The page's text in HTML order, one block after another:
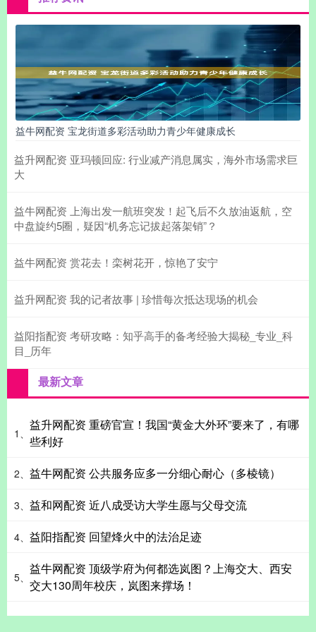
益牛网配资 宝龙街道多彩活动助力青少年健康成长
益升网配资 亚玛顿回应: 行业减产消息属实，海外市场需求巨
大
益牛网配资 上海出发一航班突发！起飞后不久放油返航，空
中盘旋约5圈，疑因“机务忘记拔起落架销”？
益牛网配资 赏花去！栾树花开，惊艳了安宁
益升网配资 我的记者故事 | 珍惜每次抵达现场的机会
益阳指配资 考研攻略：知乎高手的备考经验大揭秘_专业_科
目_历年
最新文章
1、
益升网配资 重磅官宣！我国“黄金大外环”要来了，有哪
些利好
2、 益牛网配资 公共服务应多一分细心耐心（多棱镜）
3、 益和网配资 近八成受访大学生愿与父母交流
4、 益阳指配资 回望烽火中的法治足迹
5、
益牛网配资 顶级学府为何都选岚图？上海交大、西安
交大130周年校庆，岚图来撑场！